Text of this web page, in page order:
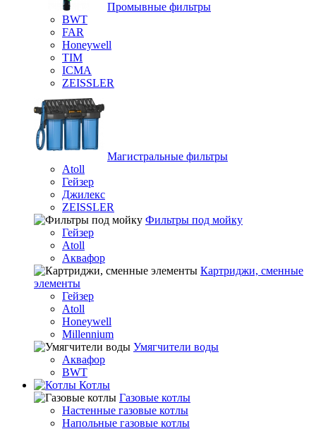
Промывные фильтры
BWT
FAR
Honeywell
TIM
ICMA
ZEISSLER
Магистральные фильтры
Atoll
Гейзер
Джилекс
ZEISSLER
Фильтры под мойку
Гейзер
Atoll
Аквафор
Картриджи, сменные
элементы
Гейзер
Atoll
Honeywell
Millennium
Умягчители воды
Аквафор
BWT
Котлы
Гaзовые котлы
Настенные газовые котлы
Напольные газовые котлы